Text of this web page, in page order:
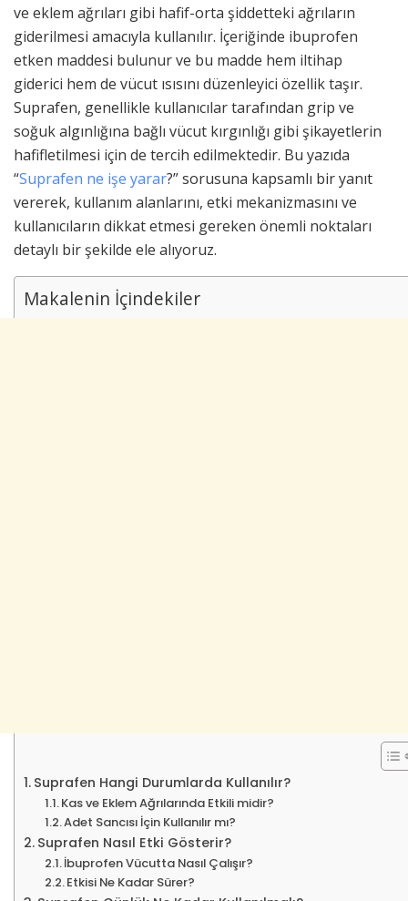
ve eklem ağrıları gibi hafif-orta şiddetteki ağrıların
giderilmesi amacıyla kullanılır. İçeriğinde ibuprofen
etken maddesi bulunur ve bu madde hem iltihap
giderici hem de vücut ısısını düzenleyici özellik taşır.
Suprafen, genellikle kullanıcılar tarafından grip ve
soğuk algınlığına bağlı vücut kırgınlığı gibi şikayetlerin
hafifletilmesi için de tercih edilmektedir. Bu yazıda
“Suprafen ne işe yarar?” sorusuna kapsamlı bir yanıt
vererek, kullanım alanlarını, etki mekanizmasını ve
kullanıcıların dikkat etmesi gereken önemli noktaları
detaylı bir şekilde ele alıyoruz.
Makalenin İçindekiler
Suprafen Hangi Durumlarda Kullanılır?
Kas ve Eklem Ağrılarında Etkili midir?
Adet Sancısı İçin Kullanılır mı?
Suprafen Nasıl Etki Gösterir?
İbuprofen Vücutta Nasıl Çalışır?
Etkisi Ne Kadar Sürer?